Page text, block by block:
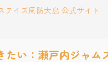
テイズ周防大島 公式サイト
たい：瀬戸内ジャム